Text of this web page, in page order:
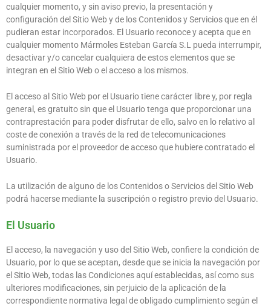
cualquier momento, y sin aviso previo, la presentación y
configuración del Sitio Web y de los Contenidos y Servicios que en él
pudieran estar incorporados. El Usuario reconoce y acepta que en
cualquier momento Mármoles Esteban García S.L pueda interrumpir,
desactivar y/o cancelar cualquiera de estos elementos que se
integran en el Sitio Web o el acceso a los mismos.
El acceso al Sitio Web por el Usuario tiene carácter libre y, por regla
general, es gratuito sin que el Usuario tenga que proporcionar una
contraprestación para poder disfrutar de ello, salvo en lo relativo al
coste de conexión a través de la red de telecomunicaciones
suministrada por el proveedor de acceso que hubiere contratado el
Usuario.
La utilización de alguno de los Contenidos o Servicios del Sitio Web
podrá hacerse mediante la suscripción o registro previo del Usuario.
El Usuario
El acceso, la navegación y uso del Sitio Web, confiere la condición de
Usuario, por lo que se aceptan, desde que se inicia la navegación por
el Sitio Web, todas las Condiciones aquí establecidas, así como sus
ulteriores modificaciones, sin perjuicio de la aplicación de la
correspondiente normativa legal de obligado cumplimiento según el